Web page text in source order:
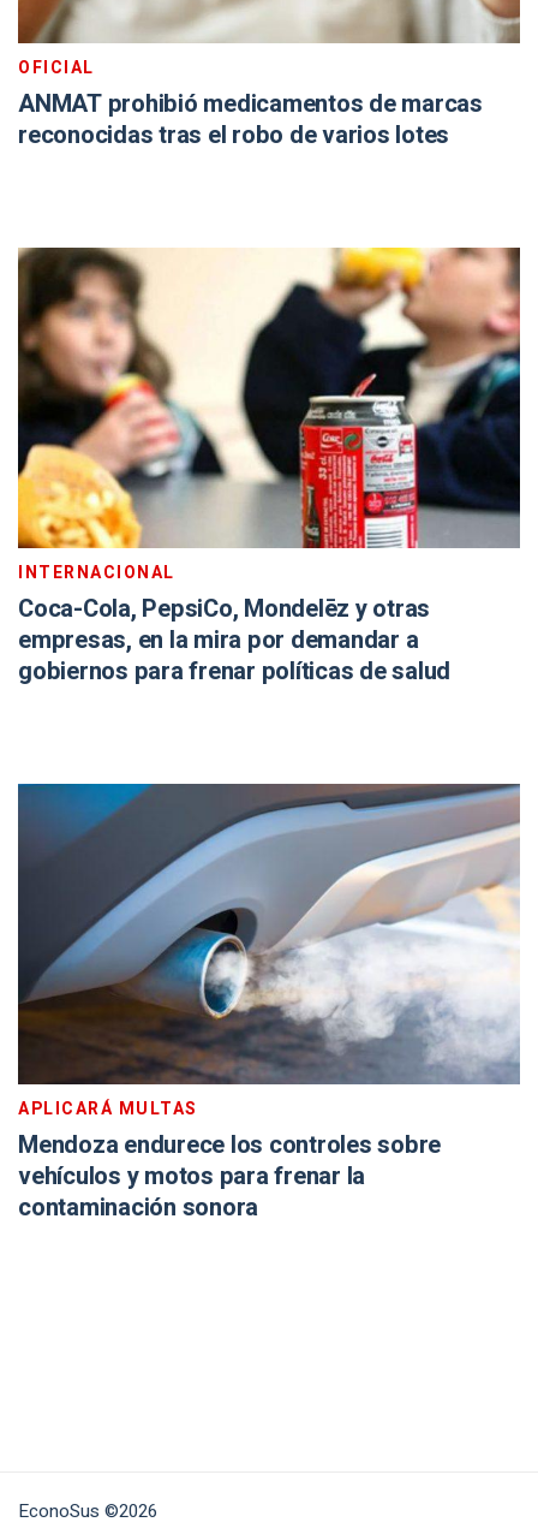
OFICIAL
ANMAT prohibió medicamentos de marcas
reconocidas tras el robo de varios lotes
INTERNACIONAL
Coca-Cola, PepsiCo, Mondelēz y otras
empresas, en la mira por demandar a
gobiernos para frenar políticas de salud
APLICARÁ MULTAS
Mendoza endurece los controles sobre
vehículos y motos para frenar la
contaminación sonora
EconoSus ©2026